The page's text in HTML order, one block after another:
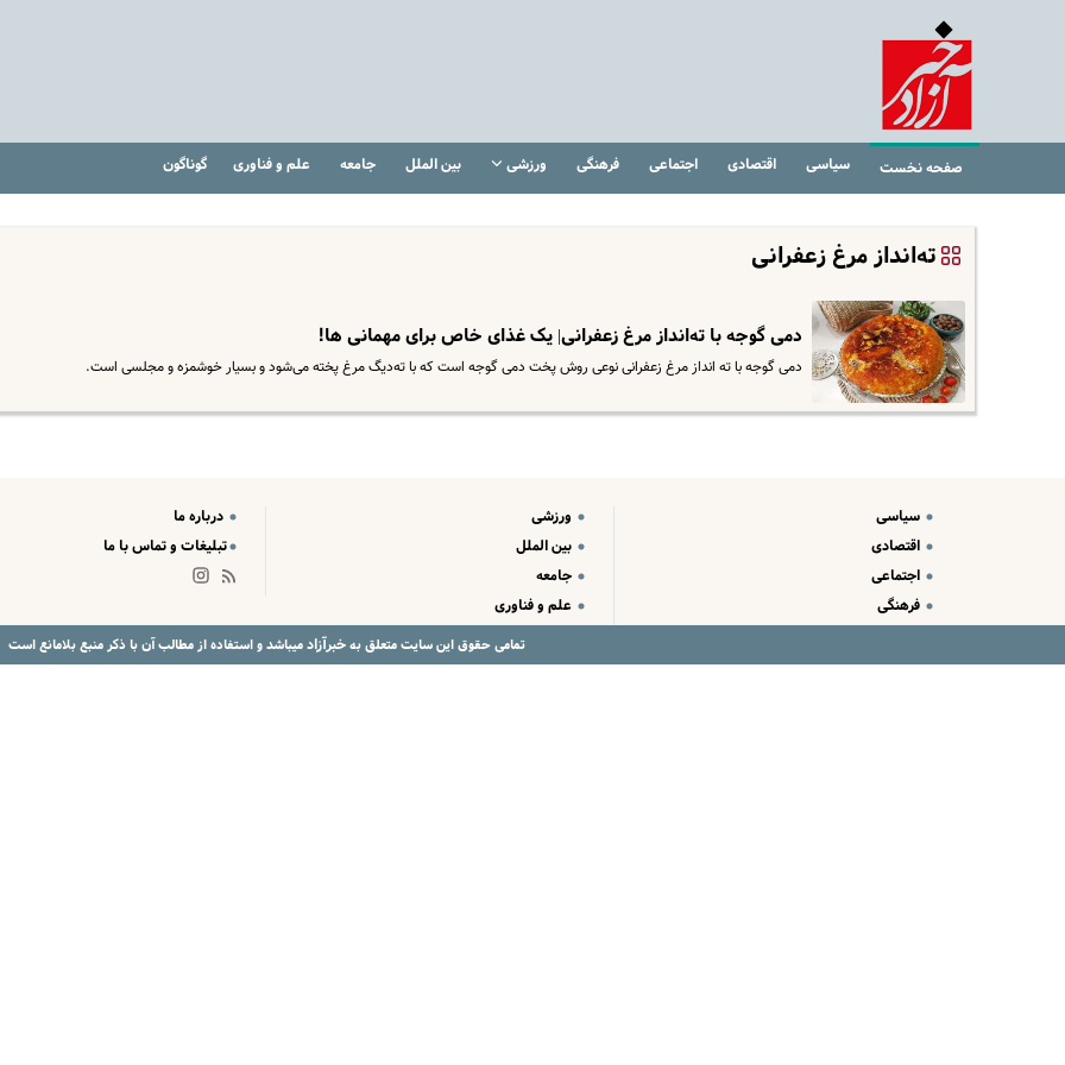
صفحه نخست سیاسی اقتصادی اجتماعی فرهنگی ورزشی بین الملل جامعه علم و فناوری گوناگون
ته‌انداز مرغ زعفرانی
دمی گوجه با ته‌انداز مرغ زعفرانی| یک غذای خاص برای مهمانی ها!
دمی گوجه با ته انداز مرغ زعفرانی نوعی روش پخت دمی گوجه است که با ته‌دیگ مرغ پخته می‌شود و بسیار خوشمزه و مجلسی است.
سیاسی
اقتصادی
اجتماعی
فرهنگی
ورزشی
بین الملل
جامعه
علم و فناوری
درباره ما
تبلیغات و تماس با ما
تمامی حقوق این سایت متعلق بهخبرآزادمیباشد و استفاده از مطالب آن با ذکر منبع بلامانع است